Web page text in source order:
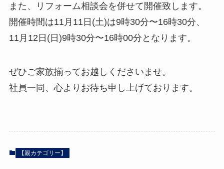
また、リフォーム相談会を併せて開催致します。
開催時間は11月11日(土)は9時30分〜16時30分、
11月12日(日)9時30分〜16時00分となります。
ぜひご家族揃ってお越しくださいませ。
社員一同、心よりお待ち申し上げております。
【親カテゴリー】